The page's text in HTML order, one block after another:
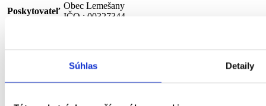
Súhlas Detaily
Poskytovateľ
Obec Lemešany
IČO : 00327344